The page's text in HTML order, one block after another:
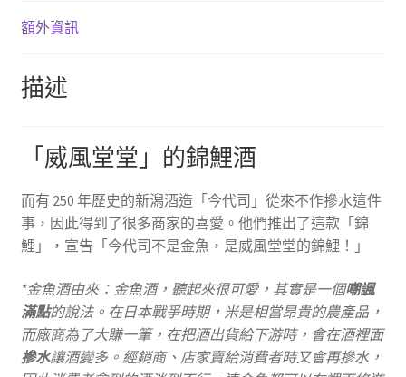
額外資訊
描述
「威風堂堂」的錦鯉酒
而有 250 年歷史的新潟酒造「今代司」從來不作摻水這件
事，因此得到了很多商家的喜愛。他們推出了這款「錦
鯉」，宣告「今代司不是金魚，是威風堂堂的錦鯉！」
*金魚酒由來：金魚酒，聽起來很可愛，其實是一個嘲諷
滿點的說法。在日本戰爭時期，米是相當昂貴的農產品，
而廠商為了大賺一筆，在把酒出貨給下游時，會在酒裡面
摻水讓酒變多。經銷商、店家賣給消費者時又會再摻水，